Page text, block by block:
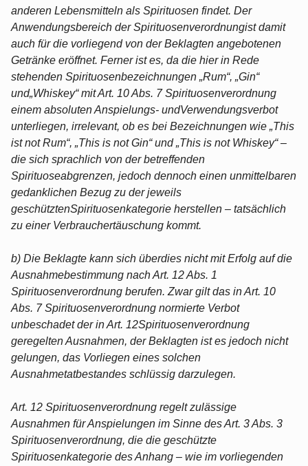
anderen Lebensmitteln als Spirituosen findet. Der
Anwendungsbereich der Spirituosenverordnungist damit
auch für die vorliegend von der Beklagten angebotenen
Getränke eröffnet. Ferner ist es, da die hier in Rede
stehenden Spirituosenbezeichnungen „Rum“, „Gin“
und„Whiskey“ mit Art. 10 Abs. 7 Spirituosenverordnung
einem absoluten Anspielungs- undVerwendungsverbot
unterliegen, irrelevant, ob es bei Bezeichnungen wie „This
ist not Rum“, „This is not Gin“ und „This is not Whiskey“ –
die sich sprachlich von der betreffenden
Spirituoseabgrenzen, jedoch dennoch einen unmittelbaren
gedanklichen Bezug zu der jeweils
geschütztenSpirituosenkategorie herstellen – tatsächlich
zu einer Verbrauchertäuschung kommt.
b) Die Beklagte kann sich überdies nicht mit Erfolg auf die
Ausnahmebestimmung nach Art. 12 Abs. 1
Spirituosenverordnung berufen. Zwar gilt das in Art. 10
Abs. 7 Spirituosenverordnung normierte Verbot
unbeschadet der in Art. 12Spirituosenverordnung
geregelten Ausnahmen, der Beklagten ist es jedoch nicht
gelungen, das Vorliegen eines solchen
Ausnahmetatbestandes schlüssig darzulegen.
Art. 12 Spirituosenverordnung regelt zulässige
Ausnahmen für Anspielungen im Sinne des Art. 3 Abs. 3
Spirituosenverordnung, die die geschützte
Spirituosenkategorie des Anhang – wie im vorliegenden